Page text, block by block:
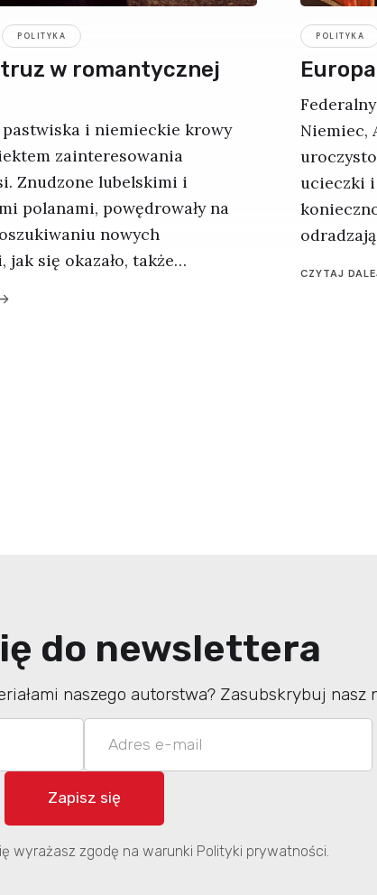
POLITYKA
w romantycznej
i niemieckie krowy
zainteresowania
Znudzone lubelskimi i
polanami, powędrowały na
nowych
się okazało, także
POLITYKA
Niemiec,
ucieczki i
CZYTAJ
do newslettera
naszego autorstwa? Zasubskrybuj nasz
wyrażasz zgodę na warunki Polityki prywatności.